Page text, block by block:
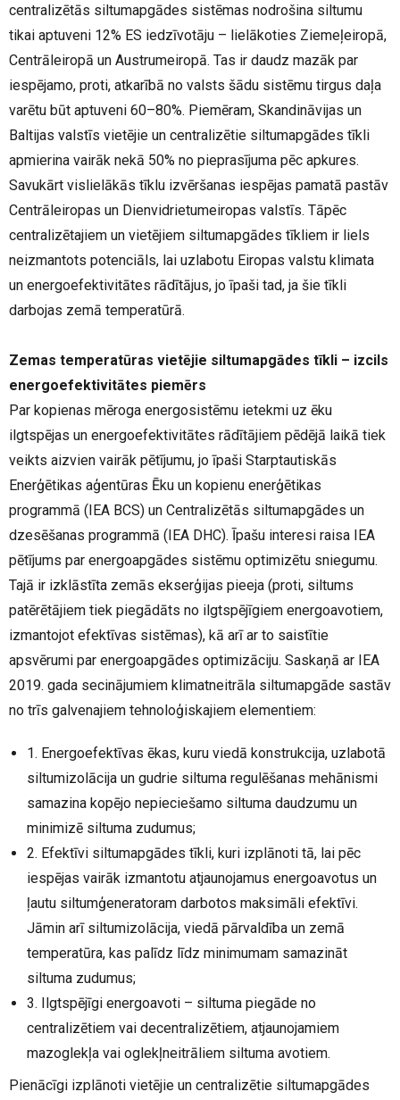
centralizētās siltumapgādes sistēmas nodrošina siltumu
tikai aptuveni 12% ES iedzīvotāju – lielākoties Ziemeļeiropā,
Centrāleiropā un Austrumeiropā. Tas ir daudz mazāk par
iespējamo, proti, atkarībā no valsts šādu sistēmu tirgus daļa
varētu būt aptuveni 60–80%. Piemēram, Skandināvijas un
Baltijas valstīs vietējie un centralizētie siltumapgādes tīkli
apmierina vairāk nekā 50% no pieprasījuma pēc apkures.
Savukārt vislielākās tīklu izvēršanas iespējas pamatā pastāv
Centrāleiropas un Dienvidrietumeiropas valstīs. Tāpēc
centralizētajiem un vietējiem siltumapgādes tīkliem ir liels
neizmantots potenciāls, lai uzlabotu Eiropas valstu klimata
un energoefektivitātes rādītājus, jo īpaši tad, ja šie tīkli
darbojas zemā temperatūrā.
Zemas temperatūras vietējie siltumapgādes tīkli – izcils
energoefektivitātes piemērs
Par kopienas mēroga energosistēmu ietekmi uz ēku
ilgtspējas un energoefektivitātes rādītājiem pēdējā laikā tiek
veikts aizvien vairāk pētījumu, jo īpaši Starptautiskās
Enerģētikas aģentūras Ēku un kopienu enerģētikas
programmā (IEA BCS) un Centralizētās siltumapgādes un
dzesēšanas programmā (IEA DHC). Īpašu interesi raisa IEA
pētījums par energoapgādes sistēmu optimizētu sniegumu.
Tajā ir izklāstīta zemās ekserģijas pieeja (proti, siltums
patērētājiem tiek piegādāts no ilgtspējīgiem energoavotiem,
izmantojot efektīvas sistēmas), kā arī ar to saistītie
apsvērumi par energoapgādes optimizāciju. Saskaņā ar IEA
2019. gada secinājumiem klimatneitrāla siltumapgāde sastāv
no trīs galvenajiem tehnoloģiskajiem elementiem:
1. Energoefektīvas ēkas, kuru viedā konstrukcija, uzlabotā
siltumizolācija un gudrie siltuma regulēšanas mehānismi
samazina kopējo nepieciešamo siltuma daudzumu un
minimizē siltuma zudumus;
2. Efektīvi siltumapgādes tīkli, kuri izplānoti tā, lai pēc
iespējas vairāk izmantotu atjaunojamus energoavotus un
ļautu siltumģeneratoram darbotos maksimāli efektīvi.
Jāmin arī siltumizolācija, viedā pārvaldība un zemā
temperatūra, kas palīdz līdz minimumam samazināt
siltuma zudumus;
3. Ilgtspējīgi energoavoti – siltuma piegāde no
centralizētiem vai decentralizētiem, atjaunojamiem
mazoglekļa vai oglekļneitrāliem siltuma avotiem.
Pienācīgi izplānoti vietējie un centralizētie siltumapgādes